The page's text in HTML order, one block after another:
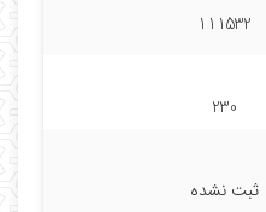
111532
230
ثبت نشده